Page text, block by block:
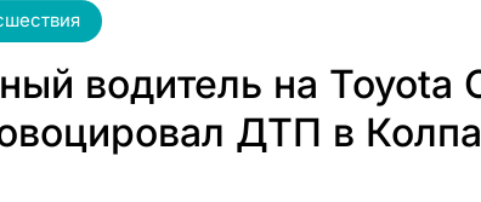
водитель на Toyota
ДТП в